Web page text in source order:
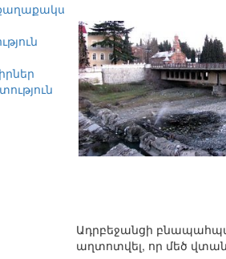
Ադրբեջանցի
աղտոտվել, որ մեծ